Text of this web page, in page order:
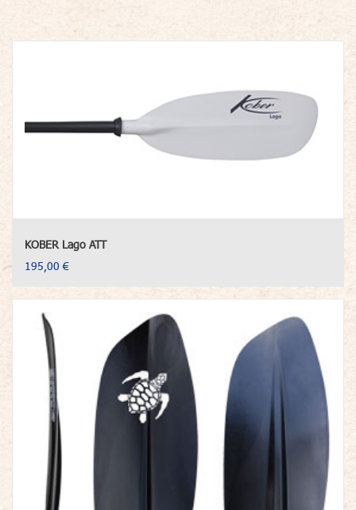
KOBER Lago ATT
195,00 €